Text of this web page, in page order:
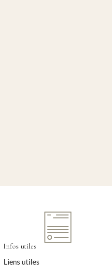
Infos utiles
Liens utiles